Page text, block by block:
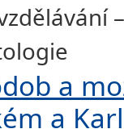
a
a